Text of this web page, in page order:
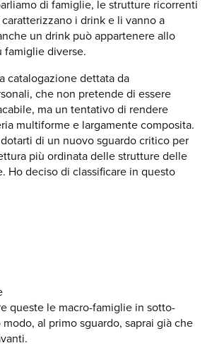
di famiglie, le strutture ricorrenti
i drink e li vanno a
un drink può appartenere allo
famiglie diverse.
catalogazione dettata da
che non pretende di essere
ma un tentativo di rendere
multiforme e largamente composita.
di un nuovo sguardo critico per
più ordinata delle strutture delle
Ho deciso di classificare in questo
queste le macro-famiglie in sotto-
al primo sguardo, saprai già che